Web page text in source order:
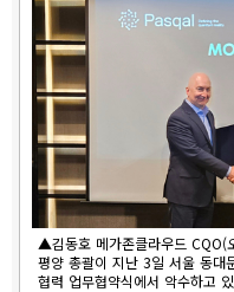
▲김동호 메가존클라우드 CQO(
평양 총괄이 지난 3일 서울 동대
협력 업무협약식에서 악수하고